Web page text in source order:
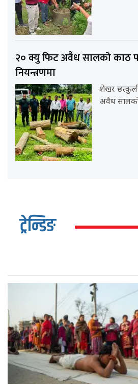
२० क्यु फिट अवैध सालको काठ
नियन्त्रणमा
शेखर
अवैध
ट्रेन्डिङ